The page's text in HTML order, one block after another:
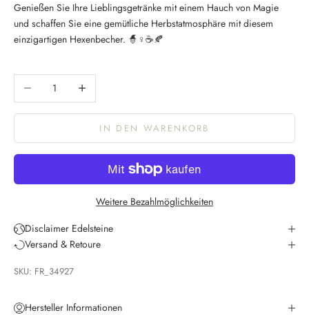
Genießen Sie Ihre Lieblingsgetränke mit einem Hauch von Magie
und schaffen Sie eine gemütliche Herbstatmosphäre mit diesem
einzigartigen Hexenbecher. 🧙♀️☕🍂
Anzahl verringernAnzahl erhöhen
IN DEN WARENKORB
Weitere Bezahlmöglichkeiten
Disclaimer Edelsteine
Versand & Retoure
SKU: FR_34927
Hersteller Informationen